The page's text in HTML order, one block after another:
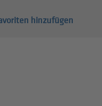
hinzufügen